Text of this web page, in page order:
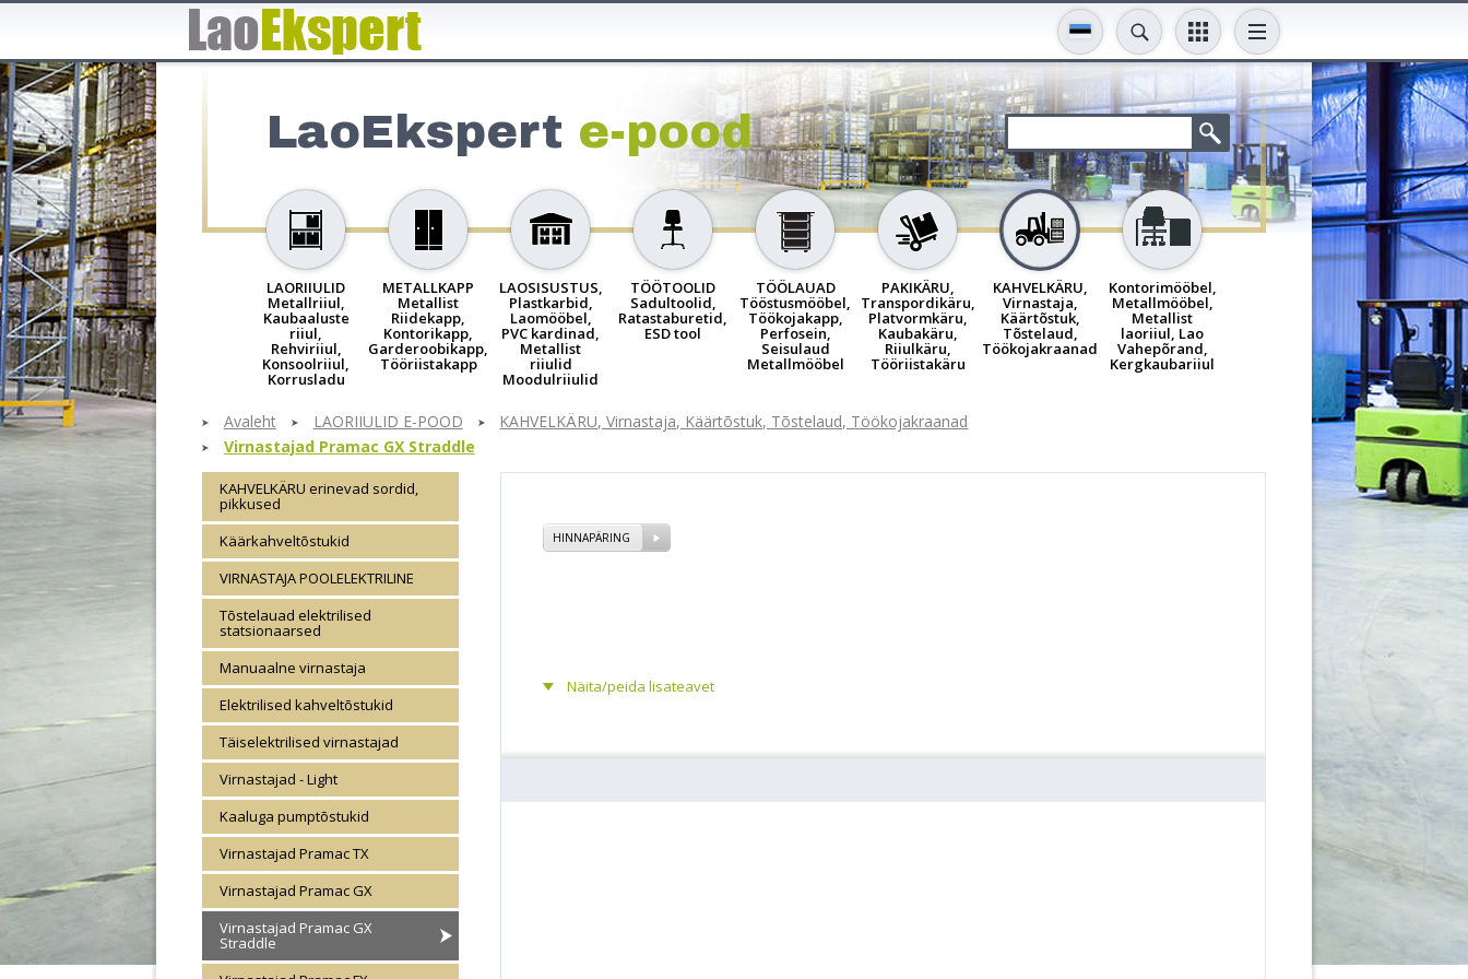
LaoEkspert e-pood
LAORIIULID
Metallriiul,
Kaubaaluste
riiul,
Rehviriiul,
Konsoolriiul,
Korrusladu
METALLKAPP
Metallist
Riidekapp,
Kontorikapp,
Garderoobikapp,
Tööriistakapp
LAOSISUSTUS,
Plastkarbid,
Laomööbel,
PVC kardinad,
Metallist
riiulid
Moodulriiulid
TÖÖTOOLID
Sadultoolid,
Ratastaburetid,
ESD tool
TÖÖLAUAD
Tööstusmööbel,
Töökojakapp,
Perfosein,
Seisulaud
Metallmööbel
PAKIKÄRU,
Transpordikäru,
Platvormkäru,
Kaubakäru,
Riiulkäru,
Tööriistakäru
KAHVELKÄRU,
Virnastaja,
Käärtõstuk,
Tõstelaud,
Töökojakraanad
Kontorimööbel,
Metallmööbel,
Metallist
laoriiul, Lao
Vahepõrand,
Kergkaubariiul
Avaleht LAORIIULID E-POOD
KAHVELKÄRU, Virnastaja, Käärtõstuk, Tõstelaud, Töökojakraanad
Virnastajad Pramac GX Straddle
KAHVELKÄRU erinevad sordid,
pikkused
Käärkahveltõstukid
VIRNASTAJA POOLELEKTRILINE
Tõstelauad elektrilised
statsionaarsed
Manuaalne virnastaja
Elektrilised kahveltõstukid
Täiselektrilised virnastajad
Virnastajad - Light
Kaaluga pumptõstukid
Virnastajad Pramac TX
Virnastajad Pramac GX
Virnastajad Pramac GX
Straddle
HINNAPÄRING
Näita/peida lisateavet